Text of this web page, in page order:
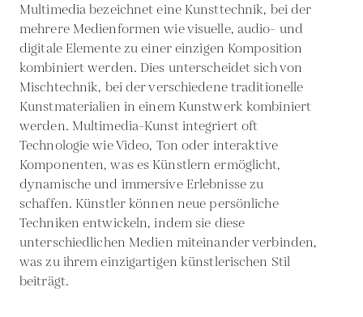
Multimedia bezeichnet eine Kunsttechnik, bei der
mehrere Medienformen wie visuelle, audio- und
digitale Elemente zu einer einzigen Komposition
kombiniert werden. Dies unterscheidet sich von
Mischtechnik, bei der verschiedene traditionelle
Kunstmaterialien in einem Kunstwerk kombiniert
werden. Multimedia-Kunst integriert oft
Technologie wie Video, Ton oder interaktive
Komponenten, was es Künstlern ermöglicht,
dynamische und immersive Erlebnisse zu
schaffen. Künstler können neue persönliche
Techniken entwickeln, indem sie diese
unterschiedlichen Medien miteinander verbinden,
was zu ihrem einzigartigen künstlerischen Stil
beiträgt.